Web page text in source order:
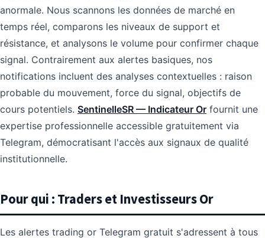
anormale. Nous scannons les données de marché en
temps réel, comparons les niveaux de support et
résistance, et analysons le volume pour confirmer chaque
signal. Contrairement aux alertes basiques, nos
notifications incluent des analyses contextuelles : raison
probable du mouvement, force du signal, objectifs de
cours potentiels. SentinelleSR — Indicateur Or fournit une
expertise professionnelle accessible gratuitement via
Telegram, démocratisant l'accès aux signaux de qualité
institutionnelle.
Pour qui : Traders et Investisseurs Or
Les alertes trading or Telegram gratuit s'adressent à tous